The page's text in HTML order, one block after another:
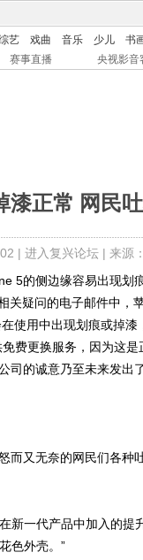
艺 戏曲 音乐 少儿 书
赛事直播 央视影音
漆正常 网民
| 进入复兴论坛| 来源
的侧边缘容易出现划
疑问的电子邮件中，
使用中出现划痕或掉漆
费更换服务，因为这
司的诚意乃至未来发出
又无奈的网民们各种
一代产品中加入的提
色外壳。”